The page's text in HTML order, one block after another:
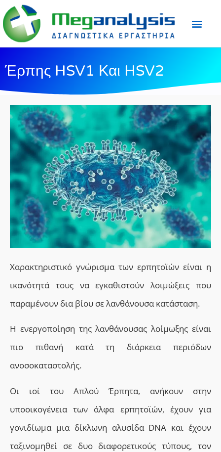
Έρπης HSV1 Και HSV2
Χαρακτηριστικό γνώρισμα των ερπητοϊών είναι η
ικανότητά τους ναεγκαθιστούν λοιμώξεις που
παραμένουν δια βίου σε λανθάνουσα κατάσταση.
Η ενεργοποίηση της λανθάνουσας λοίμωξης είναι
πιο πιθανή κατά τη διάρκεια περιόδων
ανοσοκαταστολής.
Οι ιοί του Απλού Έρπητα, ανήκουν στην
υποοικογένεια των άλφα ερπητοϊών, έχουν για
γονιδίωμα μια δίκλωνη αλυσίδα DNA και έχουν
ταξινομηθεί σε δυο διαφορετικούς τύπους, τον